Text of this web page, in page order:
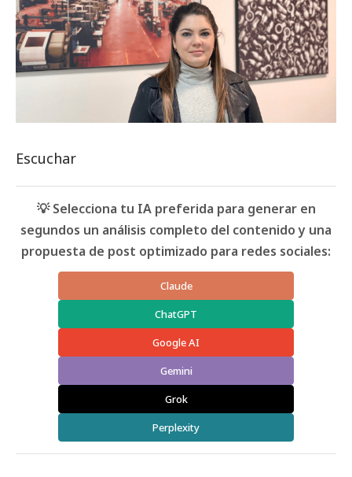
Escuchar
💡 Selecciona tu IA preferida para generar en
segundos un análisis completo del contenido y una
propuesta de post optimizado para redes sociales:
Claude
ChatGPT
Google AI
Gemini
Grok
Perplexity